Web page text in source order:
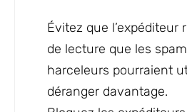
Évitez que
de lecture que les
harceleurs pourraient
déranger davantage.